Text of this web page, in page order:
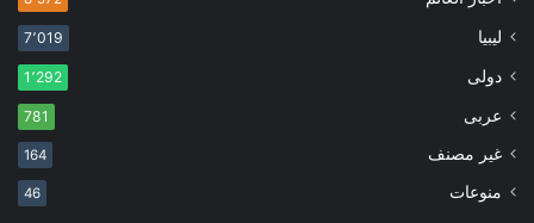
ليبيا 7٬019
دولى 1٬292
عربى 781
غير مصنف 164
منوعات 46